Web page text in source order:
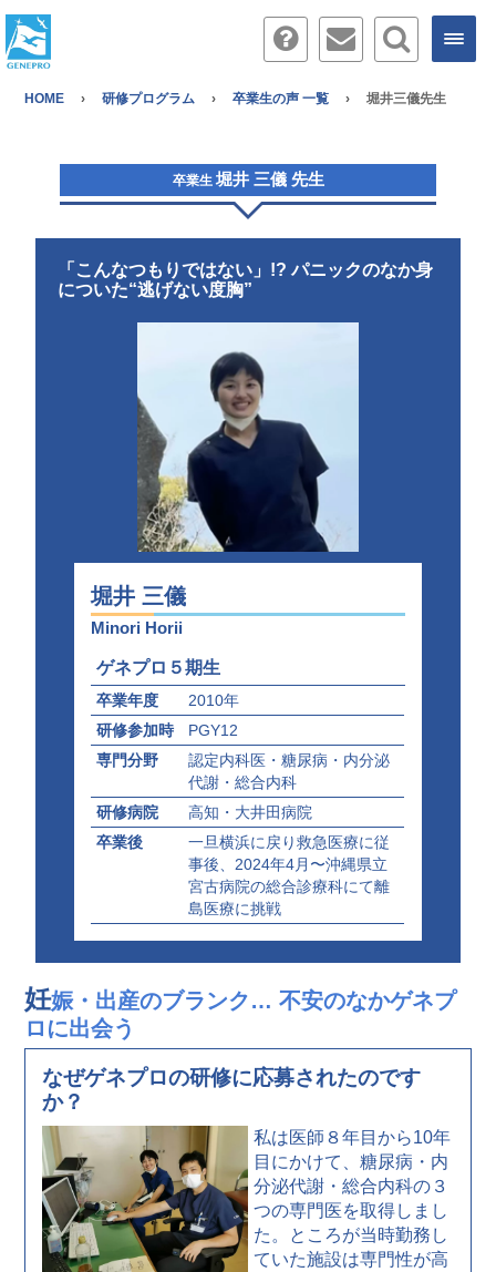
HOME 研修プログラム 卒業生の声 一覧 堀井三儀先生
卒業生堀井 三儀 先生
「こんなつもりではない」!? パニックのなか身
についた“逃げない度胸”
堀井 三儀
Minori Horii
ゲネプロ５期生
卒業年度
2010年
研修参加時
PGY12
専門分野
認定内科医・糖尿病・内分泌
代謝・総合内科
研修病院
高知・大井田病院
卒業後
一旦横浜に戻り救急医療に従
事後、2024年4月〜沖縄県立
宮古病院の総合診療科にて離
島医療に挑戦
妊娠・出産のブランク… 不安のなかゲネプ
ロに出会う
なぜゲネプロの研修に応募されたのです
か？
私は医師８年目から10年
目にかけて、糖尿病・内
分泌代謝・総合内科の３
つの専門医を取得しまし
た。ところが当時勤務し
ていた施設は専門性が高